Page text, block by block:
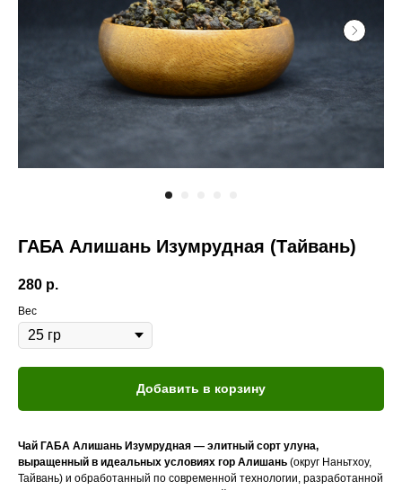
ГАБА Алишань Изумрудная (Тайвань)
280 р.
Вес
Добавить в корзину
Чай ГАБА Алишань Изумрудная — элитный сорт улуна,
выращенный в идеальных условиях гор Алишань (округ Наньтхоу,
Тайвань) и обработанный по современной технологии, разработанной